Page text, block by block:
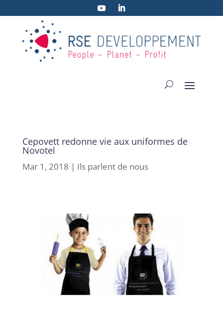
Cepovett redonne vie aux uniformes de
Novotel
Mar 1, 2018 | Ils parlent de nous